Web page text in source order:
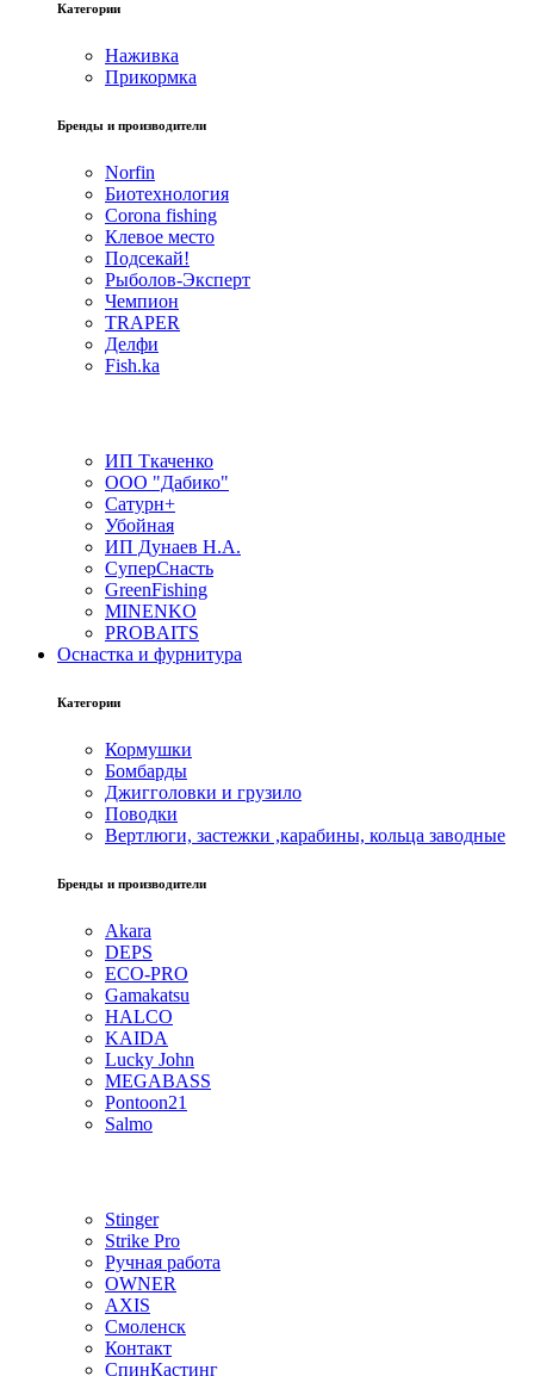
Категории
Наживка
Прикормка
Бренды и производители
Norfin
Биотехнология
Corona fishing
Клевое место
Подсекай!
Рыболов-Эксперт
Чемпион
TRAPER
Делфи
Fish.ka
ИП Ткаченко
ООО "Дабико"
Сатурн+
Убойная
ИП Дунаев Н.А.
СуперСнасть
GreenFishing
MINENKO
PROBAITS
Оснастка и фурнитура
Категории
Кормушки
Бомбарды
Джигголовки и грузило
Поводки
Вертлюги, застежки ,карабины, кольца заводные
Бренды и производители
Akara
DEPS
ECO-PRO
Gamakatsu
HALCO
KAIDA
Lucky John
MEGABASS
Pontoon21
Salmo
Stinger
Strike Pro
Ручная работа
OWNER
AXIS
Смоленск
Контакт
СпинКастинг